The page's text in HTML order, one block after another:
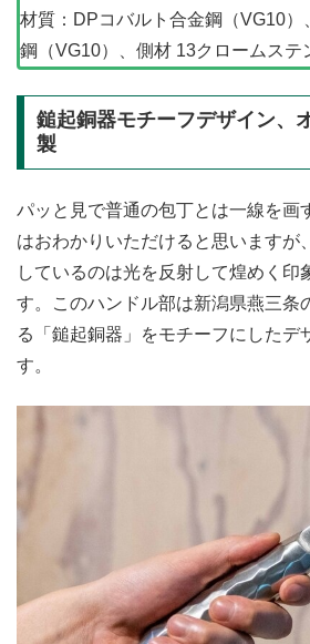
材質：DPコバルト合金鋼（VG10）
鋼（VG10）、側材 13クロームステ
鎚起銅器モチーフデザイン、
製
パッと見で普通の包丁とは一線を画
はおわかりいただけると思いますが
しているのは光を反射して煌めく印
す。このハンドル部は新潟県燕三条
る「鎚起銅器」をモチーフにしたデ
す。